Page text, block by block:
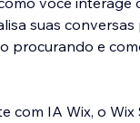
suas
procurando e
com IA Wix, o